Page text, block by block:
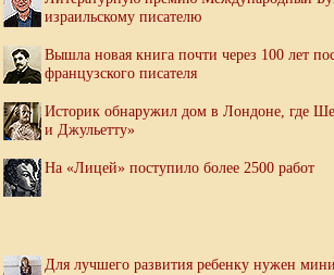
израильскому писателю
Вышла новая книга почти через 100 лет
французского писателя
Историк обнаружил дом в Лондоне, где
и Джульетту»
На «Лицей» поступило более 2500 работ
Для лучшего развития ребенку нужен